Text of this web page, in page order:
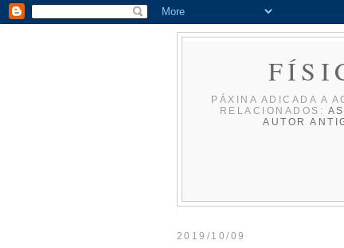
PÁXINA ADICADA A
RELACIONADOS:
AUTOR
2019/10/09